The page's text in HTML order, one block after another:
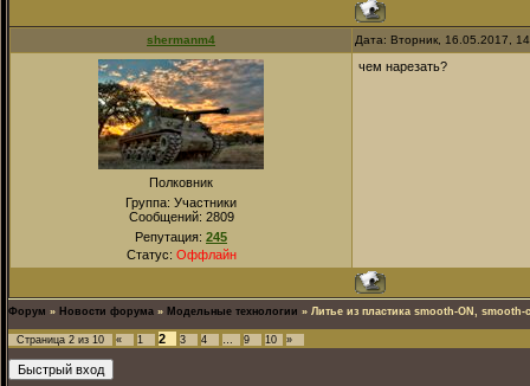
shermanm4 Дата: Вторник, 16.05.2017,
Полковник
Группа: Участники
Сообщений: 2809
Репутация: 245
Статус: Оффлайн
чем нарезать?
Форум » Новости форума » Модельные технологии » Литье из пластика smooth-ON, smooth-
Страница 2 из 10 « 1 2 3 4 … 9 10 »